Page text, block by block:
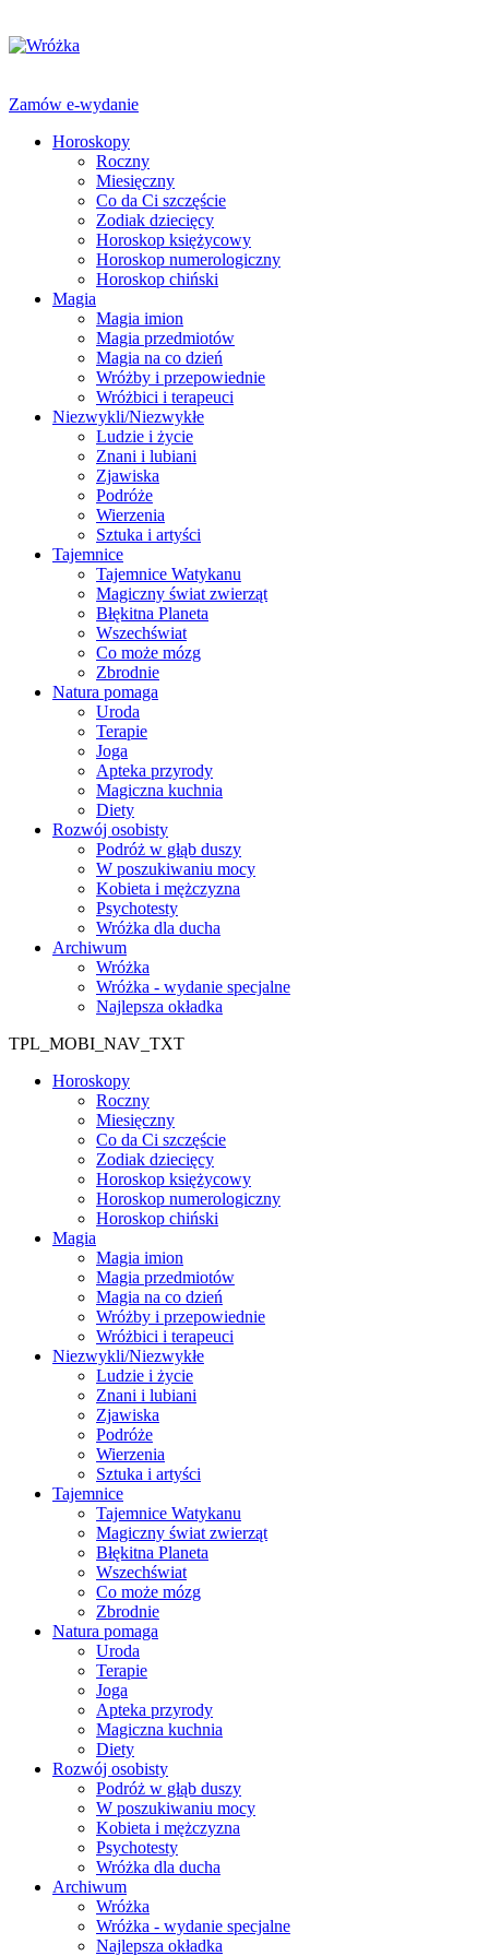
Zamów e-wydanie
Horoskopy
Roczny
Miesięczny
Co da Ci szczęście
Zodiak dziecięcy
Horoskop księżycowy
Horoskop numerologiczny
Horoskop chiński
Magia
Magia imion
Magia przedmiotów
Magia na co dzień
Wróżby i przepowiednie
Wróżbici i terapeuci
Niezwykli/Niezwykłe
Ludzie i życie
Znani i lubiani
Zjawiska
Podróże
Wierzenia
Sztuka i artyści
Tajemnice
Tajemnice Watykanu
Magiczny świat zwierząt
Błękitna Planeta
Wszechświat
Co może mózg
Zbrodnie
Natura pomaga
Uroda
Terapie
Joga
Apteka przyrody
Magiczna kuchnia
Diety
Rozwój osobisty
Podróż w głąb duszy
W poszukiwaniu mocy
Kobieta i mężczyzna
Psychotesty
Wróżka dla ducha
Archiwum
Wróżka
Wróżka - wydanie specjalne
Najlepsza okładka
TPL_MOBI_NAV_TXT
Horoskopy
Roczny
Miesięczny
Co da Ci szczęście
Zodiak dziecięcy
Horoskop księżycowy
Horoskop numerologiczny
Horoskop chiński
Magia
Magia imion
Magia przedmiotów
Magia na co dzień
Wróżby i przepowiednie
Wróżbici i terapeuci
Niezwykli/Niezwykłe
Ludzie i życie
Znani i lubiani
Zjawiska
Podróże
Wierzenia
Sztuka i artyści
Tajemnice
Tajemnice Watykanu
Magiczny świat zwierząt
Błękitna Planeta
Wszechświat
Co może mózg
Zbrodnie
Natura pomaga
Uroda
Terapie
Joga
Apteka przyrody
Magiczna kuchnia
Diety
Rozwój osobisty
Podróż w głąb duszy
W poszukiwaniu mocy
Kobieta i mężczyzna
Psychotesty
Wróżka dla ducha
Archiwum
Wróżka
Wróżka - wydanie specjalne
Najlepsza okładka